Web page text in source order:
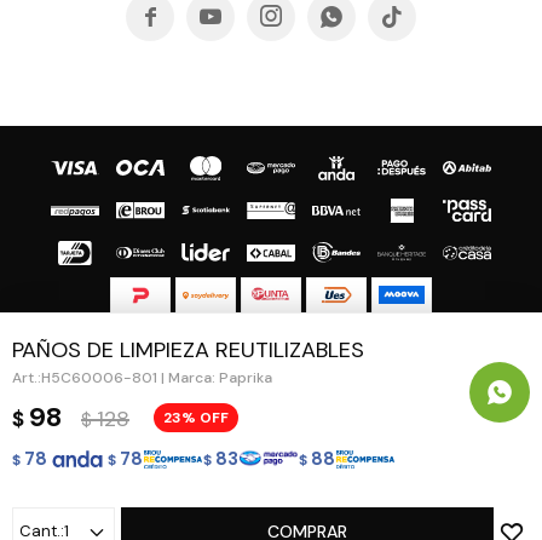
PAÑOS DE LIMPIEZA REUTILIZABLES
H5C60006-801 | Marca: Paprika
$ 98 $ 128 23
$ 78 $ 78 $ 83 $ 88
1 COMPRAR
    
© Copyright 2026 / Guapa - Paprika